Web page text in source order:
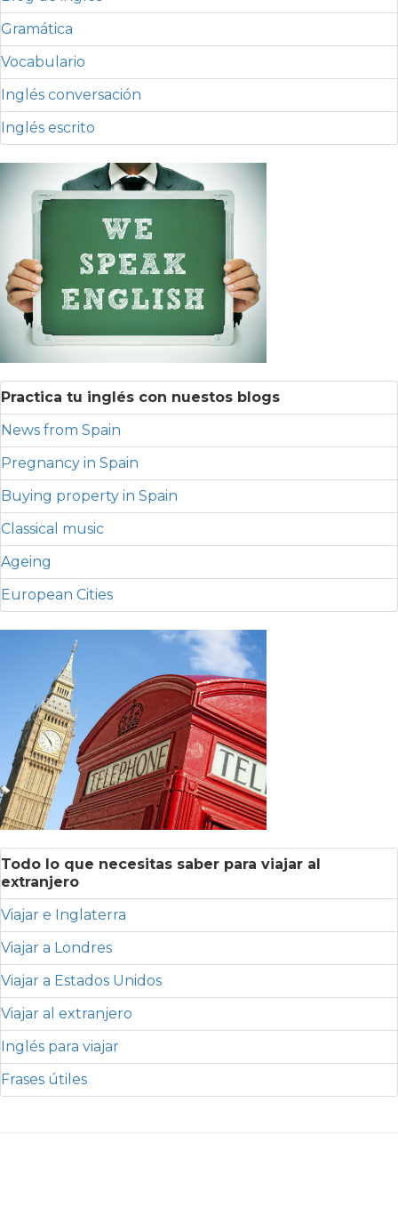
Gramática
Vocabulario
Inglés conversación
Inglés escrito
Practica tu inglés con nuestos blogs
News from Spain
Pregnancy in Spain
Buying property in Spain
Classical music
Ageing
European Cities
Todo lo que necesitas saber para viajar al
extranjero
Viajar e Inglaterra
Viajar a Londres
Viajar a Estados Unidos
Viajar al extranjero
Inglés para viajar
Frases útiles